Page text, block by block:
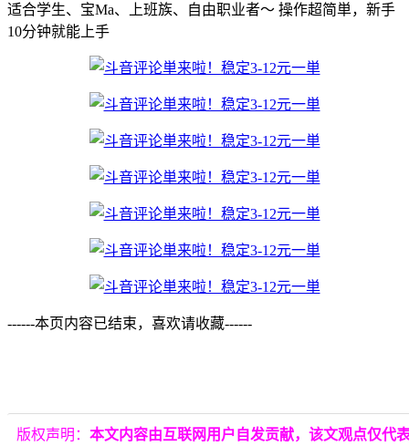
适合学生、宝Ma、上班族、自由职业者～ 操作超简単，新手
10分钟就能上手
------本页内容已结束，喜欢请收藏------
版权声明： 本文内容由互联网用户自发贡献，该文观点仅代